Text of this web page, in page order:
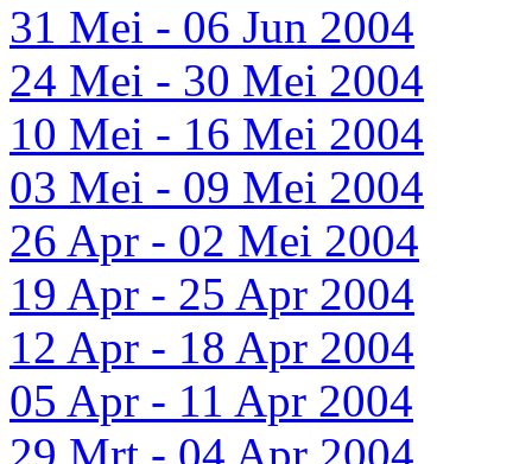
31 Mei - 06 Jun 2004
24 Mei - 30 Mei 2004
10 Mei - 16 Mei 2004
03 Mei - 09 Mei 2004
26 Apr - 02 Mei 2004
19 Apr - 25 Apr 2004
12 Apr - 18 Apr 2004
05 Apr - 11 Apr 2004
29 Mrt - 04 Apr 2004